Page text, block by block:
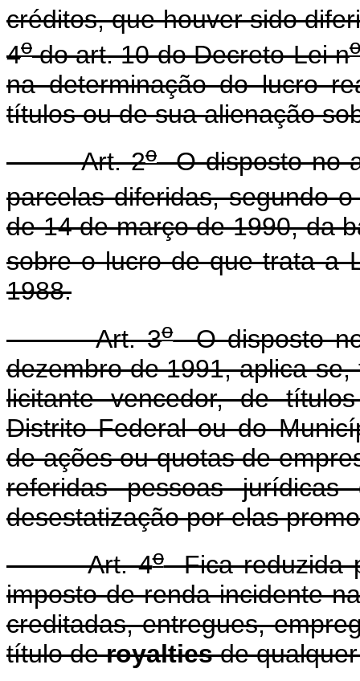
créditos, que houver sido
4odo art. 10 do Decreto-Lei no
na determinação do lucro
títulos ou de sua alienação
Art. 2oO disposto no
parcelas diferidas, segundo
de 14 de março de 1990, da
sobre o lucro de que trata a
1988.
Art. 3oO disposto
dezembro de 1991, aplica-
licitante vencedor, de
Distrito Federal ou do
de ações ou quotas de
referidas pessoas
desestatização por elas
Art. 4oFica reduzida
imposto de renda incidente
creditadas, entregues,
título deroyaltiesde